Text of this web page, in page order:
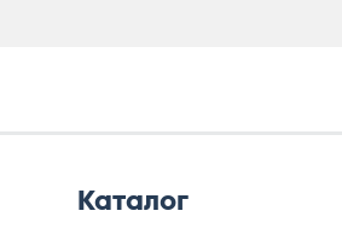
Каталог